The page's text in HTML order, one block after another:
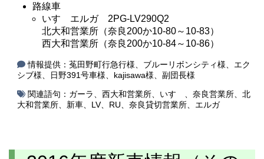
路線車
いすゞエルガ 2PG-LV290Q2
北大和営業所（奈良200か10-80～10-83）
西大和営業所（奈良200か10-84～10-86）
情報提供：菟田野町行急行様、ブルーリボンシティ様、エク
シブ様、日野391号車様、kajisawa様、副団長様
関連語句： ガーラ 西大和営業所 いすゞ 奈良営業所
北
大和営業所
新車 LV、 RU 奈良貸切営業所 エルガ